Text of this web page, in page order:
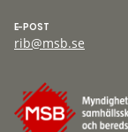
E-POST
rib@msb.se